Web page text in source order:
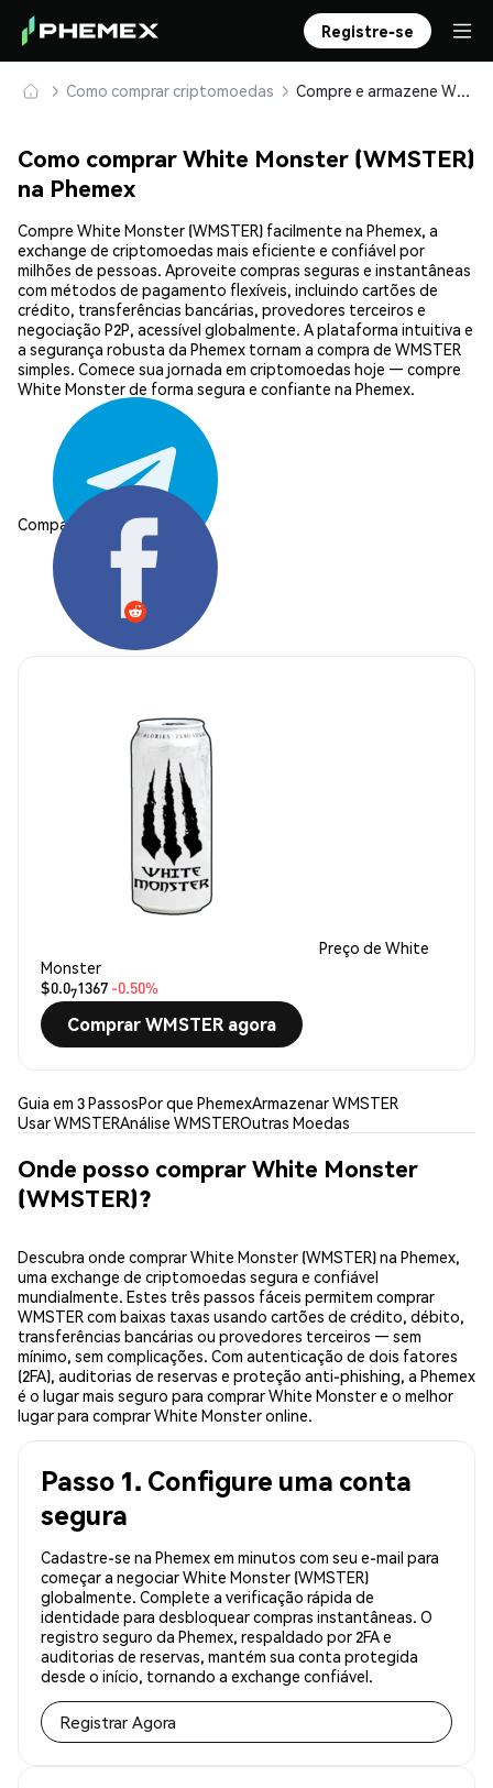
Registre-se
Como comprar criptomoedas Compre e armazene White Monster (WMSTER) com segurança
Como comprar White Monster (WMSTER)
na Phemex
Compre White Monster (WMSTER) facilmente na Phemex, a
exchange de criptomoedas mais eficiente e confiável por
milhões de pessoas. Aproveite compras seguras e instantâneas
com métodos de pagamento flexíveis, incluindo cartões de
crédito, transferências bancárias, provedores terceiros e
negociação P2P, acessível globalmente. A plataforma intuitiva e
a segurança robusta da Phemex tornam a compra de WMSTER
simples. Comece sua jornada em criptomoedas hoje — compre
White Monster de forma segura e confiante na Phemex.
Compartilhar:
Preço de White
Monster
$0.071367 -0.50%
Comprar WMSTER agora
Guia em 3 PassosPor que PhemexArmazenar WMSTER
Usar WMSTERAnálise WMSTEROutras Moedas
Onde posso comprar White Monster
(WMSTER)?
Descubra onde comprar White Monster (WMSTER) na Phemex,
uma exchange de criptomoedas segura e confiável
mundialmente. Estes três passos fáceis permitem comprar
WMSTER com baixas taxas usando cartões de crédito, débito,
transferências bancárias ou provedores terceiros — sem
mínimo, sem complicações. Com autenticação de dois fatores
(2FA), auditorias de reservas e proteção anti-phishing, a Phemex
é o lugar mais seguro para comprar White Monster e o melhor
lugar para comprar White Monster online.
Passo 1. Configure uma conta
segura
Cadastre-se na Phemex em minutos com seu e-mail para
começar a negociar White Monster (WMSTER)
globalmente. Complete a verificação rápida de
identidade para desbloquear compras instantâneas. O
registro seguro da Phemex, respaldado por 2FA e
auditorias de reservas, mantém sua conta protegida
desde o início, tornando a exchange confiável.
Registrar Agora